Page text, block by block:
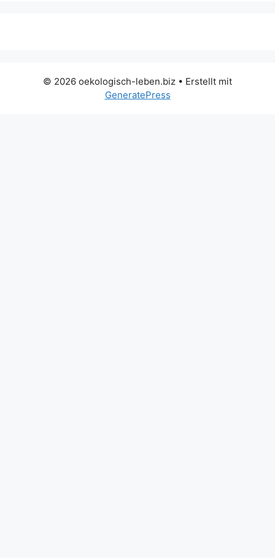
© 2026 oekologisch-leben.biz • Erstellt mit
GeneratePress